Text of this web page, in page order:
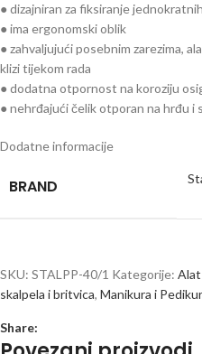
● dizajniran za fiksiranje
● ima ergonomski oblik
● zahvaljujući posebnim zarezima,
klizi tijekom rada
● dodatna otpornost na koroziju
● nehrđajući čelik otporan na hrđu
Dodatne informacije
BRAND
SKU: STALPP-40/1 Kategorije: Alat
skalpela i britvica, Manikura i
Share: